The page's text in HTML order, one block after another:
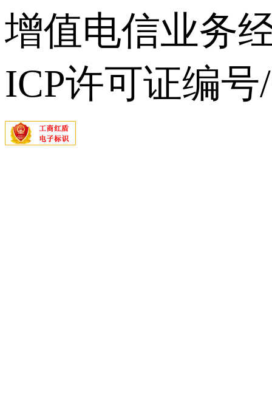
增值电信业务
ICP许可证编号